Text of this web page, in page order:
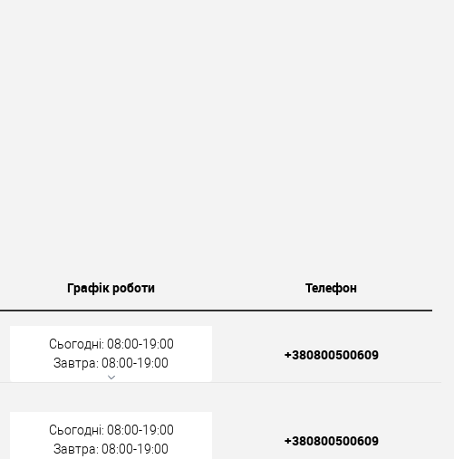
Графік роботи Телефон
Сьогодні: 08:00-19:00
Завтра: 08:00-19:00
+380800500609
Сьогодні: 08:00-19:00
Завтра: 08:00-19:00
+380800500609